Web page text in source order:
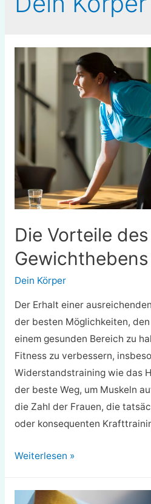
Die Vorteile des
Dein Körper
Der Erhalt einer
der besten Möglichkeiten,
einem gesunden Bereich zu
Fitness zu verbessern,
Widerstandstraining wie das
der beste Weg, um Muskeln
die Zahl der Frauen, die
oder konsequenten
Die
des
Weiterlesen »